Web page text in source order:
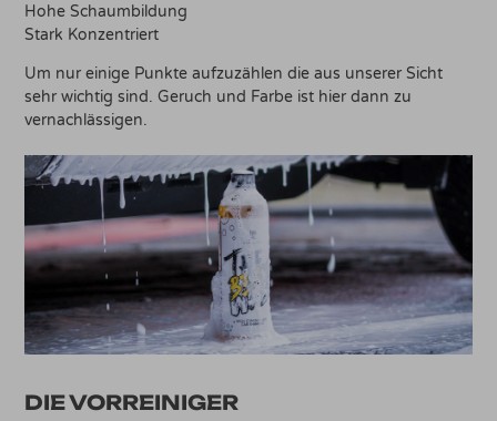
Hohe Schaumbildung
Stark Konzentriert
Um nur einige Punkte aufzuzählen die aus unserer Sicht
sehr wichtig sind. Geruch und Farbe ist hier dann zu
vernachlässigen.
DIE VORREINIGER